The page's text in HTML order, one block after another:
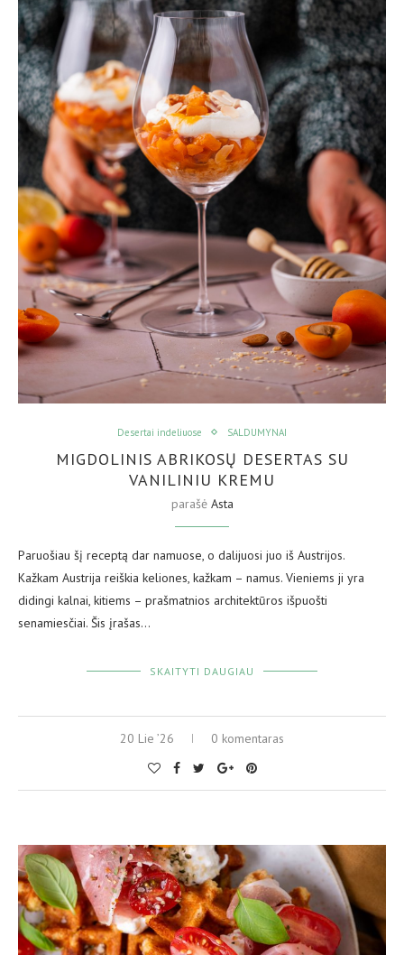
Desertai indeliuose SALDUMYNAI
MIGDOLINIS ABRIKOSŲ DESERTAS SU
VANILINIU KREMU
parašė Asta
Paruošiau šį receptą dar namuose, o dalijuosi juo iš Austrijos.
Kažkam Austrija reiškia keliones, kažkam – namus. Vieniems ji yra
didingi kalnai, kitiems – prašmatnios architektūros išpuošti
senamiesčiai. Šis įrašas…
SKAITYTI DAUGIAU
20 Lie ’26 0 komentaras